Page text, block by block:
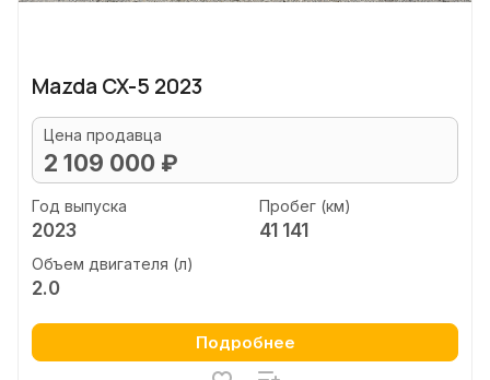
Mazda CX-5 2023
Цена продавца
2 109 000 ₽
Год выпуска
2023
Пробег (км)
41 141
Объем двигателя (л)
2.0
Подробнее